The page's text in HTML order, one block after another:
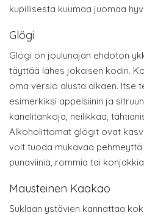
kupillisesta kuumaa juomaa
Glögi
Glögi on joulunajan ehdoton
täyttää lähes jokaisen kodin.
oma versio alusta alkaen. Itse
esimerkiksi appelsiinin ja
kanelitankoja, neilikkaa,
Alkoholittomat glögit ovat
voit tuoda mukavaa
punaviiniä, rommia tai
Mausteinen Kaakao
Suklaan ystävien kannattaa